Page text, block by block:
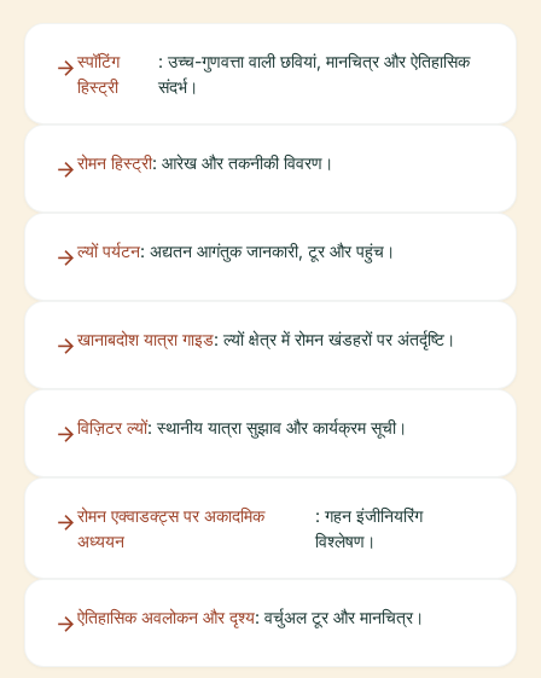
स्पॉटिंग
हिस्ट्री
: उच्च-गुणवत्ता वाली छवियां, मानचित्र और ऐतिहासिक
संदर्भ।
रोमन हिस्ट्री: आरेख और तकनीकी विवरण।
ल्यों पर्यटन: अद्यतन आगंतुक जानकारी, टूर और पहुंच।
खानाबदोश यात्रा गाइड: ल्यों क्षेत्र में रोमन खंडहरों पर अंतर्दृष्टि।
विज़िटर ल्यों: स्थानीय यात्रा सुझाव और कार्यक्रम सूची।
रोमन एक्वाडक्ट्स पर अकादमिक
अध्ययन
: गहन इंजीनियरिंग
विश्लेषण।
ऐतिहासिक अवलोकन और दृश्य: वर्चुअल टूर और मानचित्र।